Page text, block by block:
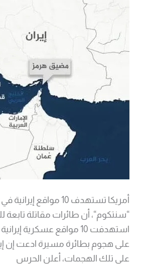
أمريكا تستهدف 10
“سنتكوم“، أن طائرات مقاتلة تابعة
استهدفت 10 مواقع
على هجوم بطائرة مسيرة ادعت إن
على تلك الهجمات، أعلن الحرس
مواقع
في
هرمز